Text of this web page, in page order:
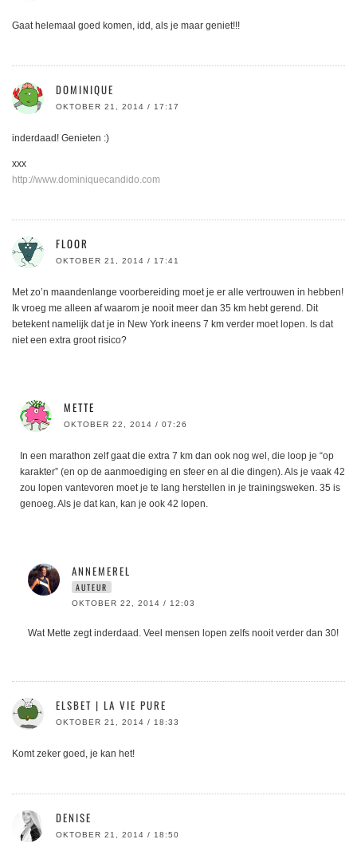
Gaat helemaal goed komen, idd, als je maar geniet!!!
DOMINIQUE
OKTOBER 21, 2014 / 17:17
inderdaad! Genieten :)
xxx
http://www.dominiquecandido.com
FLOOR
OKTOBER 21, 2014 / 17:41
Met zo’n maandenlange voorbereiding moet je er alle vertrouwen in hebben!
Ik vroeg me alleen af waarom je nooit meer dan 35 km hebt gerend. Dit
betekent namelijk dat je in New York ineens 7 km verder moet lopen. Is dat
niet een extra groot risico?
METTE
OKTOBER 22, 2014 / 07:26
In een marathon zelf gaat die extra 7 km dan ook nog wel, die loop je “op
karakter” (en op de aanmoediging en sfeer en al die dingen). Als je vaak 42
zou lopen vantevoren moet je te lang herstellen in je trainingsweken. 35 is
genoeg. Als je dat kan, kan je ook 42 lopen.
ANNEMEREL
AUTEUR
OKTOBER 22, 2014 / 12:03
Wat Mette zegt inderdaad. Veel mensen lopen zelfs nooit verder dan 30!
ELSBET | LA VIE PURE
OKTOBER 21, 2014 / 18:33
Komt zeker goed, je kan het!
DENISE
OKTOBER 21, 2014 / 18:50